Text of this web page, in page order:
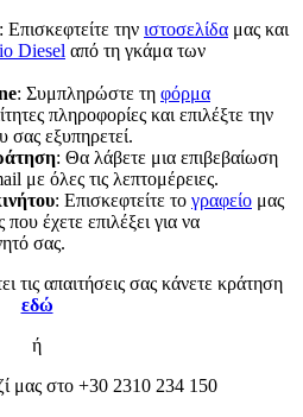
: Επισκεφτείτε την ιστοσελίδα μας και
Diesel από τη γκάμα των
: Συμπληρώστε τη φόρμα
πληροφορίες και επιλέξτε την
σας εξυπηρετεί.
: Θα λάβετε μια επιβεβαίωση
με όλες τις λεπτομέρειες.
: Επισκεφτείτε το γραφείο μας
έχετε επιλέξει για να
σας.
τις απαιτήσεις σας κάνετε κράτηση
εδώ
ή
μας στο +30 2310 234 150